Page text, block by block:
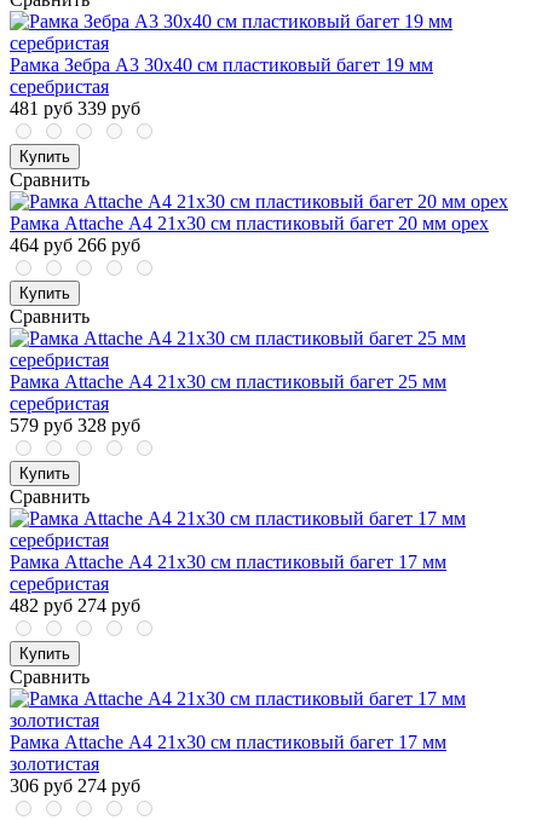
Рамка Зебра А3 30х40 см пластиковый багет 19 мм
серебристая
481 руб 339 руб
Купить
Сравнить
Рамка Attache А4 21х30 см пластиковый багет 20 мм орех
464 руб 266 руб
Купить
Сравнить
Рамка Attache А4 21х30 см пластиковый багет 25 мм
серебристая
579 руб 328 руб
Купить
Сравнить
Рамка Attache А4 21х30 см пластиковый багет 17 мм
серебристая
482 руб 274 руб
Купить
Сравнить
Рамка Attache А4 21х30 см пластиковый багет 17 мм
золотистая
306 руб 274 руб